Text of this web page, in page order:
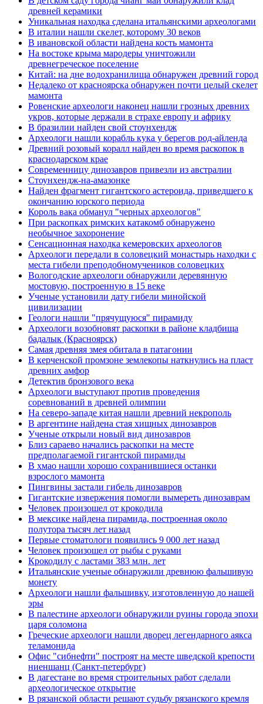
древней керамики
Уникальная находка сделана итальянскими археологами
В италии нашли скелет, которому 30 веков
В ивановской области найдена кость мамонта
На востоке крыма мародеры уничтожили
древнегреческое поселение
Китай: на дне водохранилища обнаружен древний город
Недалеко от красноярска обнаружен почти целый скелет
мамонта
Ровенские археологи наконец нашли грозных древних
укров, которые держали в страхе европу и африку
В бразилии найден свой стоунхендж
Археологи нашли корабль кука у берегов род-айленда
Древний розовый коралл найден во время раскопок в
краснодарском крае
Современницу динозавров привезли из австралии
Стоунхендж-на-амазонке
Найден фрагмент гигантского астероида, приведшего к
окончанию юрского периода
Король вака обманул "черных археологов"
При раскопках римских катакомб обнаружено
необычное захоронение
Сенсационная находка кемеровских археологов
Археологи передали в соловецкий монастырь находки с
места гибели преподобномучеников соловецких
Вологодские археологи обнаружили деревянную
мостовую, построенную в 15 веке
Ученые установили дату гибели минойской
цивилизации
Геологи нашли "прячущуюся" пирамиду
Археологи возобновят раскопки в районе кладбища
бадалык (Красноярск)
Самая древняя змея обитала в патагонии
В керченской промзоне землекопы наткнулись на пласт
древних амфор
Детектив бронзового века
Археологи выступают против проведения
соревнований в древней олимпии
На северо-западе китая нашли древний некрополь
В аргентине найдена стая хищных динозавров
Ученые открыли новый вид динозавров
Близ сараево начались раскопки на месте
предполагаемой гигантской пирамиды
В хмао нашли хорошо сохранившиеся останки
взрослого мамонта
Пингвины застали гибель динозавров
Гигантские извержения помогли вымереть динозаврам
Человек произошел от крокодила
В мексике найдена пирамида, построенная около
полутора тысяч лет назад
Первые стоматологи появились 9 000 лет назад
Человек произошел от рыбы с руками
Крокодилу с ластами 383 млн. лет
Итальянские ученые обнаружили древнюю фальшивую
монету
Археологи нашли фальшивку, изготовленную до нашей
эры
В палестине археологи обнаружили руины города эпохи
царя соломона
Греческие археологи нашли дворец легендарного аякса
теламонида
Офис "сибнефти" построят на месте шведской крепости
ниеншанц (Санкт-петербург)
В дагестане во время строительных работ сделали
археологическое открытие
В рязанской области решают судьбу рязанского кремля